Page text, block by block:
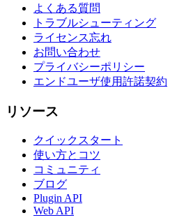
よくある質問
トラブルシューティング
ライセンス忘れ
お問い合わせ
プライバシーポリシー
エンドユーザ使用許諾契約
リソース
クイックスタート
使い方とコツ
コミュニティ
ブログ
Plugin API
Web API